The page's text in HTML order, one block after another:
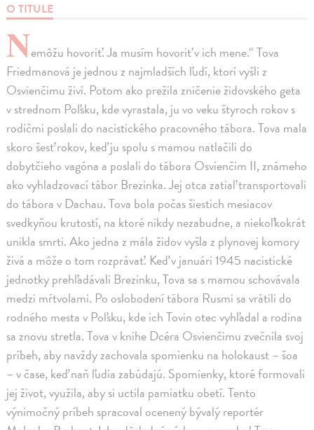
O TITULE
Nemôžu hovoriť. Ja musím hovoriť v ich mene.“ Tova
Friedmanová je jednou z najmladších ľudí, ktorí vyšli z
Osvienčimu živí. Potom ako prežila zničenie židovského geta
v strednom Poľsku, kde vyrastala, ju vo veku štyroch rokov s
rodičmi poslali do nacistického pracovného tábora. Tova mala
skoro šesť rokov, keď ju spolu s mamou natlačili do
dobytčieho vagóna a poslali do tábora Osvienčim II, známeho
ako vyhladzovací tábor Brezinka. Jej otca zatiaľ transportovali
do tábora v Dachau. Tova bola počas šiestich mesiacov
svedkyňou krutostí, na ktoré nikdy nezabudne, a niekoľkokrát
unikla smrti. Ako jedna z mála židov vyšla z plynovej komory
živá a môže o tom rozprávať. Keď v januári 1945 nacistické
jednotky prehľadávali Brezinku, Tova sa s mamou schovávala
medzi mŕtvolami. Po oslobodení tábora Rusmi sa vrátili do
rodného mesta v Poľsku, kde ich Tovin otec vyhľadal a rodina
sa znovu stretla. Tova v knihe Dcéra Osvienčimu zvečnila svoj
príbeh, aby navždy zachovala spomienku na holokaust – šoa
– v čase, keď naň ľudia zabúdajú. Spomienky, ktoré formovali
jej život, využila, aby si uctila pamiatku obetí. Tento
výnimočný príbeh spracoval ocenený bývalý reportér